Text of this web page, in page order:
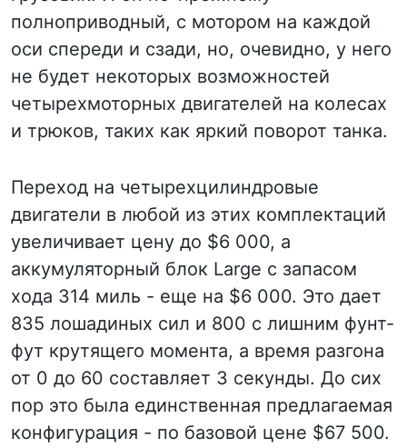
полноприводный, с мотором на каждой
оси спереди и сзади, но, очевидно, у него
не будет некоторых возможностей
четырехмоторных двигателей на колесах
и трюков, таких как яркий поворот танка.
Переход на четырехцилиндровые
двигатели в любой из этих комплектаций
увеличивает цену до $6 000, а
аккумуляторный блок Large с запасом
хода 314 миль - еще на $6 000. Это дает
835 лошадиных сил и 800 с лишним фунт-
фут крутящего момента, а время разгона
от 0 до 60 составляет 3 секунды. До сих
пор это была единственная предлагаемая
конфигурация - по базовой цене $67 500.